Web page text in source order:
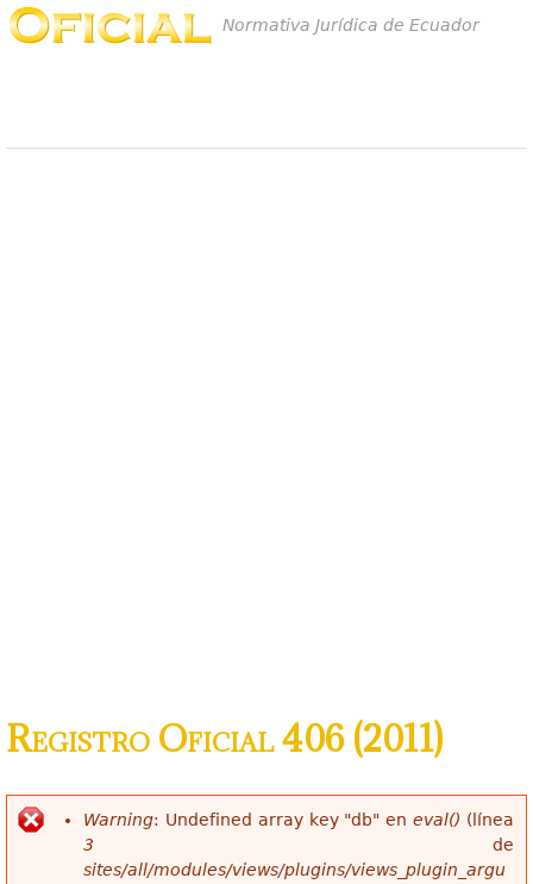
Normativa Jurídica de Ecuador
Registro Oficial 406 (2011)
Mensaje de error
Warning: Undefined array key "db" eneval() (línea
3 de
sites/all/modules/views/plugins/views_plugin_argu